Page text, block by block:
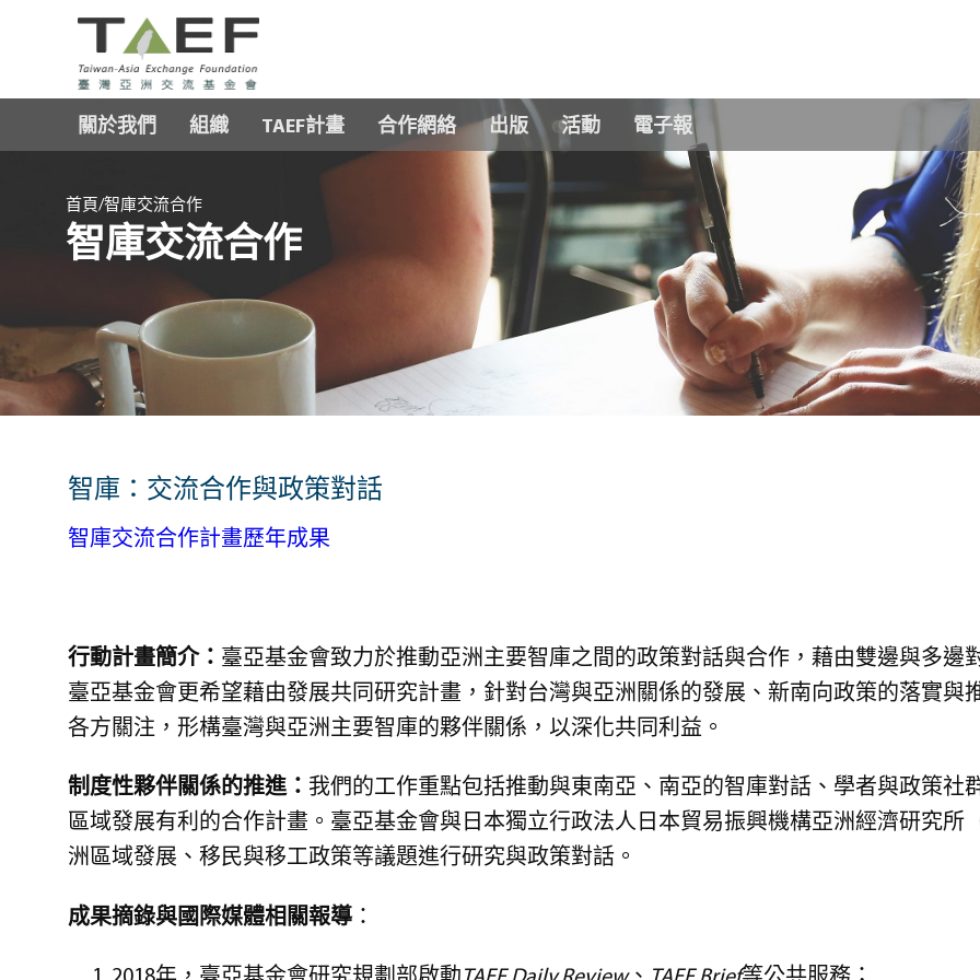
Skip to main content
TAEF
H
m
e
u
關於我們 組織 TAEF計畫 合作網絡 出版 活動 電子報
首頁/智庫交流合作
智庫交流合作
智庫：交流合作與政策對話
智庫交流合作計畫歷年成果
行動計畫簡介： 臺亞基金會致力於推動亞洲主要智庫之間的政策對話與合作，藉由雙邊與多邊
臺亞基金會更希望藉由發展共同研究計畫，針對台灣與亞洲關係的發展、新南向政策的落實與
各方關注，形構臺灣與亞洲主要智庫的夥伴關係，以深化共同利益。
制度性夥伴關係的推進： 我們的工作重點包括推動與東南亞、南亞的智庫對話、學者與政策社
區域發展有利的合作計畫。臺亞基金會與日本獨立行政法人日本貿易振興機構亞洲經濟研究所
洲區域發展、移民與移工政策等議題進行研究與政策對話。
成果摘錄與國際媒體相關報導：